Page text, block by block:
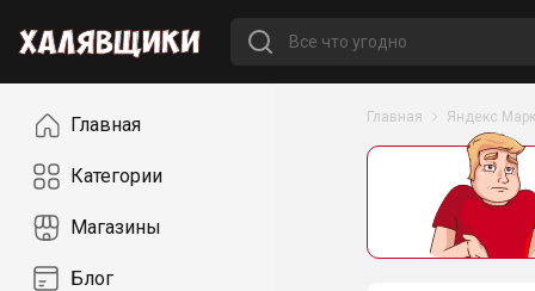
НавигацияГлавная
Категории
Магазины
Блог
Главная Яндекс